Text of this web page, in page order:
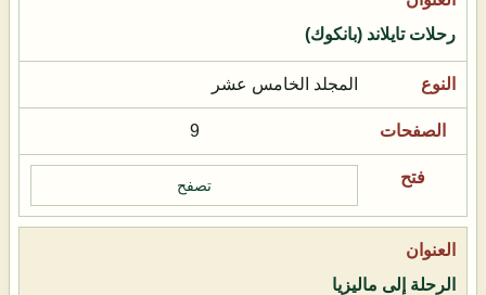
رحلات تايلاند (بانكوك)
المجلد الخامس عشر
9
تصفح
الرحلة إلى ماليزيا